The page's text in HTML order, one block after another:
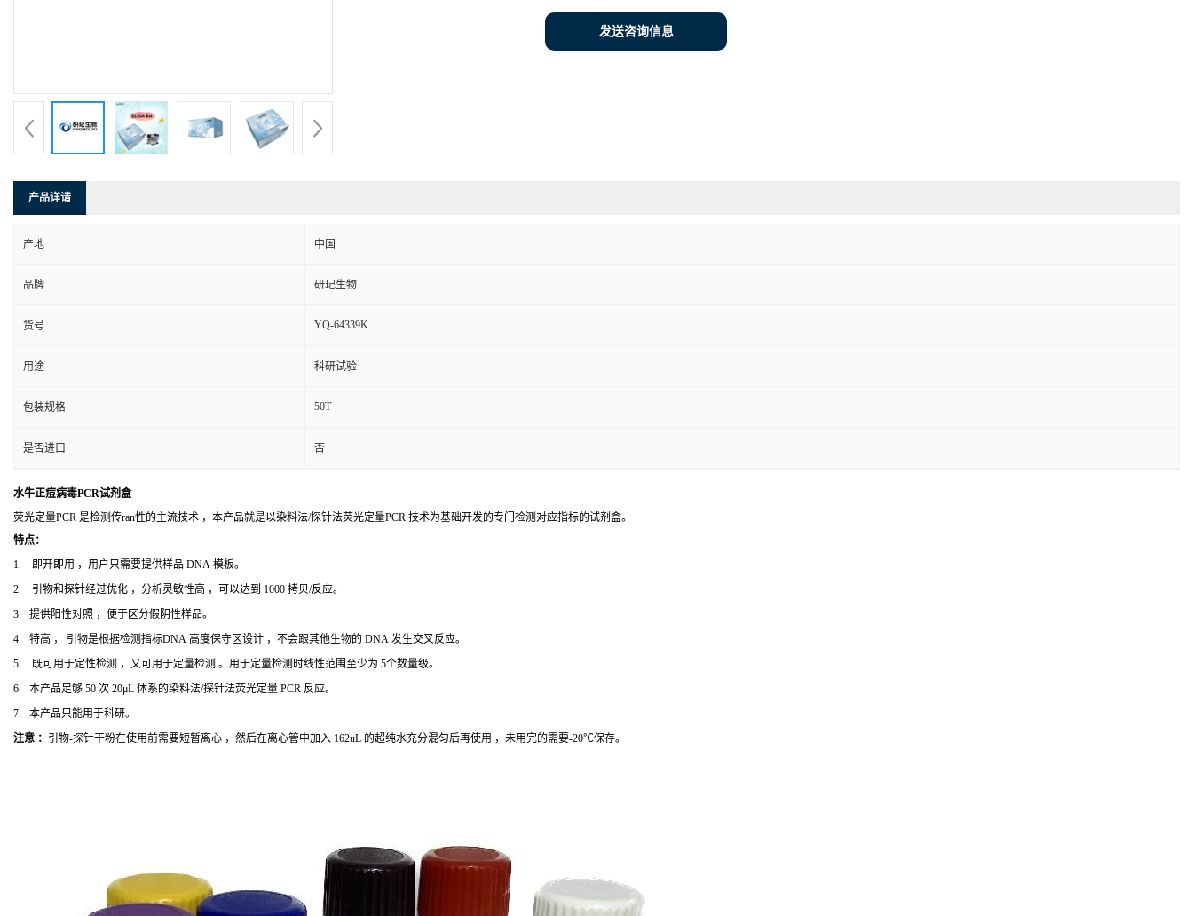
发送咨询信息
产品详请
产地 中国
品牌 研玘生物
货号 YQ-64339K
用途 科研试验
包装规格 50T
是否进口 否
水牛正痘病毒PCR试剂盒
荧光定量PCR 是检测传ran性的主流技术 ，本产品就是以染料法/探针法荧光定量PCR 技术为基础开发的专门检测对应指标的试剂盒。
特点：
1. 即开即用 ，用户只需要提供样品 DNA 模板。
2. 引物和探针经过优化 ，分析灵敏性高 ，可以达到 1000 拷贝/反应。
3. 提供阳性对照 ，便于区分假阴性样品。
4. 特高 ， 引物是根据检测指标DNA 高度保守区设计 ，不会跟其他生物的 DNA 发生交叉反应。
5. 既可用于定性检测 ，又可用于定量检测 。用于定量检测时线性范围至少为 5个数量级。
6. 本产品足够 50 次 20μL 体系的染料法/探针法荧光定量 PCR 反应。
7. 本产品只能用于科研。
注意 ： 引物-探针干粉在使用前需要短暂离心 ，然后在离心管中加入 162uL 的超纯水充分混匀后再使用 ，未用完的需要-20℃保存。